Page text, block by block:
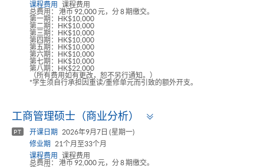
课程费用
课程费用
总费用： 港币 92,000 元，分 8 期缴交。
第一期：HK$10,000
第二期：HK$10,000
第三期：HK$10,000
第四期：HK$10,000
第五期：HK$10,000
第六期：HK$10,000
第七期：HK$10,000
第八期：HK$22,000
（所有费用如有更改，恕不另行通知。）
*学生须自行承担因重读/重修单元而引致的额外开支。
工商管理硕士（商业分析）
PT 开课日期
2026年9月7日 (星期一)
修业期
21个月至33个月
课程费用
课程费用
总费用： 港币 92,000 元，分 8 期缴交。